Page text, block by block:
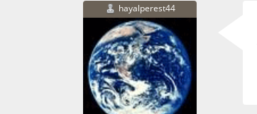
hayalperest44